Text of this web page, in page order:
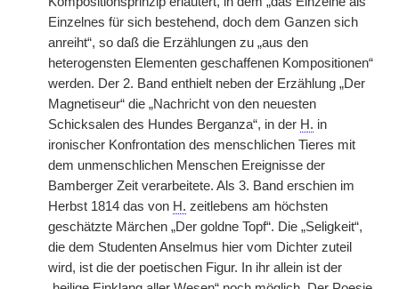
Einzelnes für sich bestehend, doch dem Ganzen sich
anreiht“, so daß die Erzählungen zu „aus den
heterogensten Elementen geschaffenen Kompositionen“
werden. Der 2. Band enthielt neben der Erzählung „Der
Magnetiseur“ die „Nachricht von den neuesten
Schicksalen des Hundes Berganza“, in der H. in
ironischer Konfrontation des menschlichen Tieres mit
dem unmenschlichen Menschen Ereignisse der
Bamberger Zeit verarbeitete. Als 3. Band erschien im
Herbst 1814 das von H. zeitlebens am höchsten
geschätzte Märchen „Der goldne Topf“. Die „Seligkeit“,
die dem Studenten Anselmus hier vom Dichter zuteil
wird, ist die der poetischen Figur. In ihr allein ist der